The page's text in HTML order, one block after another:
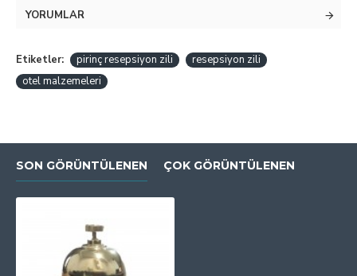
YORUMLAR
Etiketler: pirinç resepsiyon zili
resepsiyon zili
otel malzemeleri
SON GÖRÜNTÜLENEN ÇOK GÖRÜNTÜLENEN